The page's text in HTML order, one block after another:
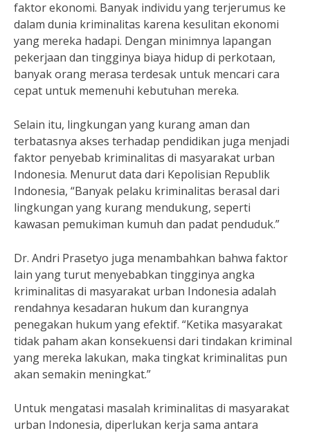
faktor ekonomi. Banyak individu yang terjerumus ke
dalam dunia kriminalitas karena kesulitan ekonomi
yang mereka hadapi. Dengan minimnya lapangan
pekerjaan dan tingginya biaya hidup di perkotaan,
banyak orang merasa terdesak untuk mencari cara
cepat untuk memenuhi kebutuhan mereka.
Selain itu, lingkungan yang kurang aman dan
terbatasnya akses terhadap pendidikan juga menjadi
faktor penyebab kriminalitas di masyarakat urban
Indonesia. Menurut data dari Kepolisian Republik
Indonesia, “Banyak pelaku kriminalitas berasal dari
lingkungan yang kurang mendukung, seperti
kawasan pemukiman kumuh dan padat penduduk.”
Dr. Andri Prasetyo juga menambahkan bahwa faktor
lain yang turut menyebabkan tingginya angka
kriminalitas di masyarakat urban Indonesia adalah
rendahnya kesadaran hukum dan kurangnya
penegakan hukum yang efektif. “Ketika masyarakat
tidak paham akan konsekuensi dari tindakan kriminal
yang mereka lakukan, maka tingkat kriminalitas pun
akan semakin meningkat.”
Untuk mengatasi masalah kriminalitas di masyarakat
urban Indonesia, diperlukan kerja sama antara